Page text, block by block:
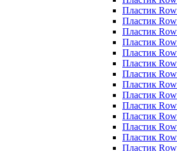
Пластик
Пластик
Пластик
Пластик
Пластик
Пластик
Пластик
Пластик
Пластик
Пластик
Пластик
Пластик
Пластик
Пластик